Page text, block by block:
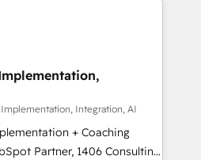
online and offline sales
processes and meet
and complementary
their offer into 4
Manufacturing,
Integration, AI
+ Coaching